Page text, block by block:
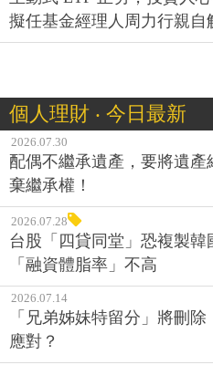
擬任基金經理人周力行親自
個人理財 ‧ 今日最新
2026.07.30
配偶不繼承遺產，要將遺
棄繼承權！
2026.07.28
台股「四貸同堂」恐複製
「融資體脂率」不高
2026.07.14
「兄弟姊妹特留分」將刪
應對？